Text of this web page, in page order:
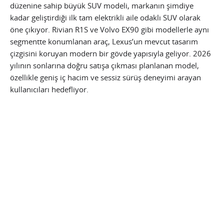
düzenine sahip büyük SUV modeli, markanın şimdiye
kadar geliştirdiği ilk tam elektrikli aile odaklı SUV olarak
öne çıkıyor. Rivian R1S ve Volvo EX90 gibi modellerle aynı
segmentte konumlanan araç, Lexus’un mevcut tasarım
çizgisini koruyan modern bir gövde yapısıyla geliyor. 2026
yılının sonlarına doğru satışa çıkması planlanan model,
özellikle geniş iç hacim ve sessiz sürüş deneyimi arayan
kullanıcıları hedefliyor.